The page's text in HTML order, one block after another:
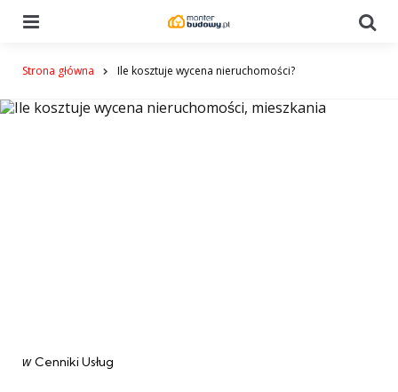
Strona główna Ile kosztuje wycena nieruchomości?
Categories
post
w Cenniki Usług